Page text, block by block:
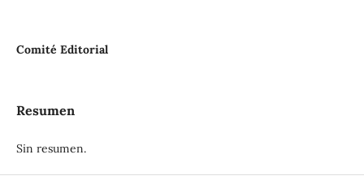
Comité Editorial
Resumen
Sin resumen.